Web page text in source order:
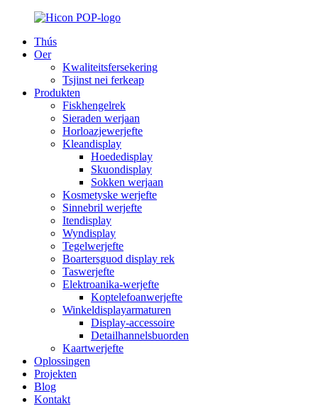
Thús
Oer
Kwaliteitsfersekering
Tsjinst nei ferkeap
Produkten
Fiskhengelrek
Sieraden werjaan
Horloazjewerjefte
Kleandisplay
Hoededisplay
Skuondisplay
Sokken werjaan
Kosmetyske werjefte
Sinnebril werjefte
Itendisplay
Wyndisplay
Tegelwerjefte
Boartersguod display rek
Taswerjefte
Elektroanika-werjefte
Koptelefoanwerjefte
Winkeldisplayarmaturen
Display-accessoire
Detailhannelsbuorden
Kaartwerjefte
Oplossingen
Projekten
Blog
Kontakt